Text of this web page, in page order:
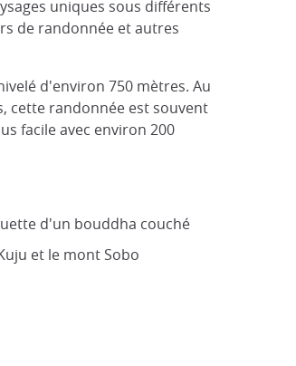
uniques sous différents
de randonnée et autres
d'environ 750 mètres. Au
cette randonnée est souvent
facile avec environ 200
d'un bouddha couché
et le mont Sobo